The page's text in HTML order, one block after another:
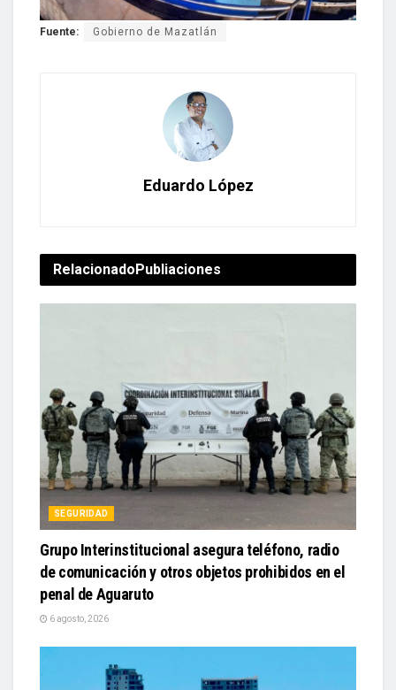
Fuente: Gobierno de Mazatlán
Eduardo López
Relacionado Publiaciones
SEGURIDAD
Grupo Interinstitucional asegura teléfono, radio
de comunicación y otros objetos prohibidos en el
penal de Aguaruto
6 agosto, 2026